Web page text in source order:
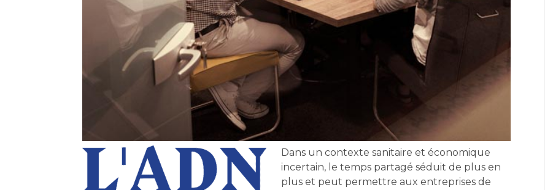
Dans un contexte sanitaire et économique
incertain, le temps partagé séduit de plus en
plus et peut permettre aux entreprises de